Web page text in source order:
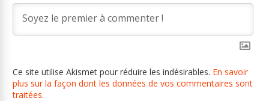
Ce site utilise Akismet pour réduire les indésirables. En savoir
plus sur la façon dont les données de vos commentaires sont
traitées.